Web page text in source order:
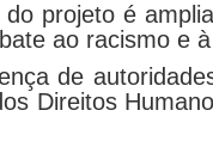
projeto é
ao racismo e
de
Direitos